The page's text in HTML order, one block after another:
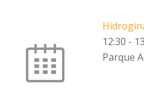
12:30 -
Parque